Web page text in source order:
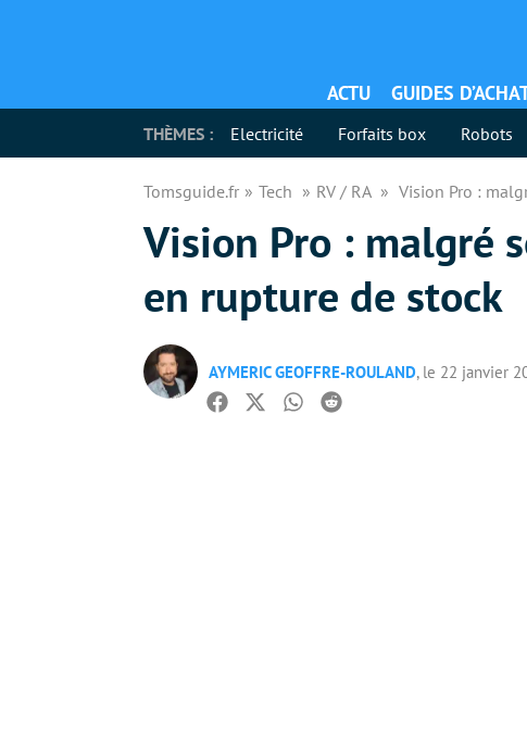
ACTU GUIDES
THÈMES : Electricité Forfaits box Robots
Tomsguide.fr Tech RV / RA Vision Pro :
Vision Pro : malgré
en rupture de stock
AYMERIC GEOFFRE-ROULAND, le 22 janvier
Facebook
TwitterWhatsapp
Reddit